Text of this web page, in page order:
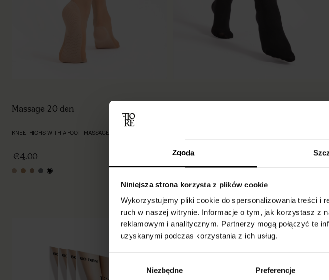
Zgoda
Niniejsza strona korzysta z plików cookie
Wykorzystujemy pliki cookie do spersonalizowania treści i
ruch w naszej witrynie. Informacje o tym, jak korzystasz z
reklamowym i analitycznym. Partnerzy mogą połączyć te
uzyskanymi podczas korzystania z ich usług.
Niezbędne Preferencje
Massage 20 den
KNEE-HIGHS WITH A FOOT-MASSAGE EFFECT
€4.00
nudelight natural
naturalgraphite
black
€4.00